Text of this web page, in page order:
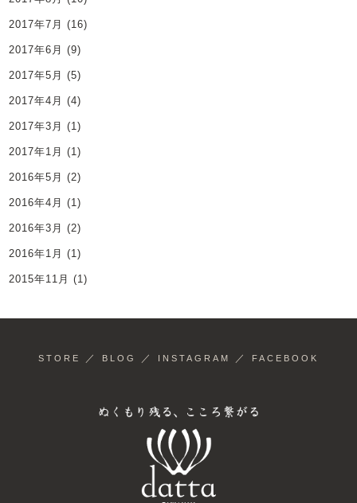
2017年7月 (16)
2017年6月 (9)
2017年5月 (5)
2017年4月 (4)
2017年3月 (1)
2017年1月 (1)
2016年5月 (2)
2016年4月 (1)
2016年3月 (2)
2016年1月 (1)
2015年11月 (1)
STORE ／ BLOG ／ INSTAGRAM ／ FACEBOOK